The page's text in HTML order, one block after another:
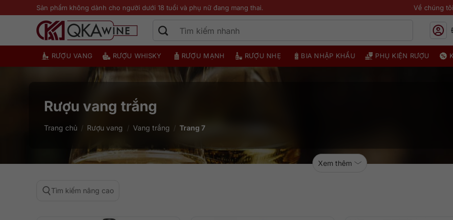
qua
Sản phẩm không dành cho người dưới 18 tuổi và phụ nữ đang mang thai. Về chúng tôi
RƯỢU VANG RƯỢU WHISKY RƯỢU MẠNH RƯỢU NHẸ BIA NHẬP KHẨU PHỤ KIỆN RƯỢU
Rượu vang trắng
Trang chủ / Rượu vang / Vang trắng / Trang 7
Xem thêm
Tìm kiếm nâng cao